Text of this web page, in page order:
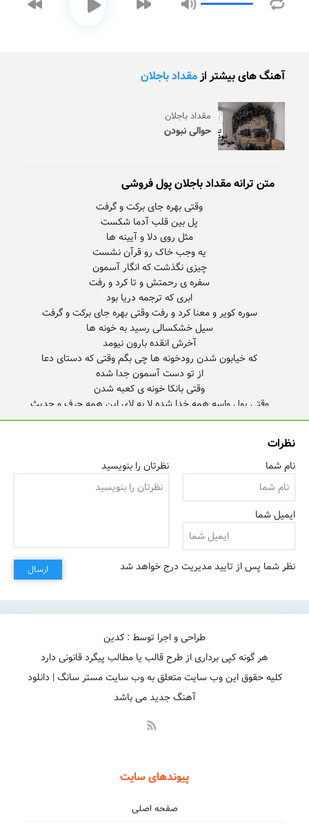
آهنگ های بیشتر ازمقداد باجلان
مقداد باجلان
حوالی نبودن
متن ترانه مقداد باجلان پول فروشی
همش از خودم می پرسم زیر لب
وقتی پول واسه همه خدا شده
نظرات
نام شما
ایمیل شما
نظرتان را بنویسید
نظر شما پس از تایید مدیریت درج خواهد شد ارسال
طراحی و اجرا توسط : کدین
هر گونه کپی برداری از طرح قالب یا مطالب پیگرد قانونی دارد
کلیه حقوق این وب سایت متعلق به وب سایت مستر سانگ | دانلود
آهنگ جدید می باشد
پیوندهای سایت
صفحه اصلی